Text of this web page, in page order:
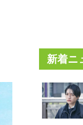
新着ニ